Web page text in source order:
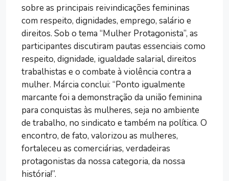
sobre as principais reivindicações femininas
com respeito, dignidades, emprego, salário e
direitos. Sob o tema “Mulher Protagonista”, as
participantes discutiram pautas essenciais como
respeito, dignidade, igualdade salarial, direitos
trabalhistas e o combate à violência contra a
mulher. Márcia conclui: “Ponto igualmente
marcante foi a demonstração da união feminina
para conquistas às mulheres, seja no ambiente
de trabalho, no sindicato e também na política. O
encontro, de fato, valorizou as mulheres,
fortaleceu as comerciárias, verdadeiras
protagonistas da nossa categoria, da nossa
história!”.